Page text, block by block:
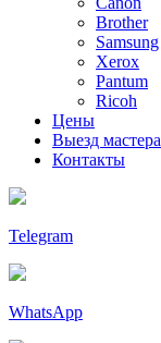
Brother
Samsung
Xerox
Pantum
Ricoh
Цены
Выезд мастера
Контакты
Telegram
WhatsApp